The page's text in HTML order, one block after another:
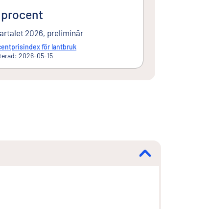
procent
2026, preliminär
för lantbruk
2026-05-15